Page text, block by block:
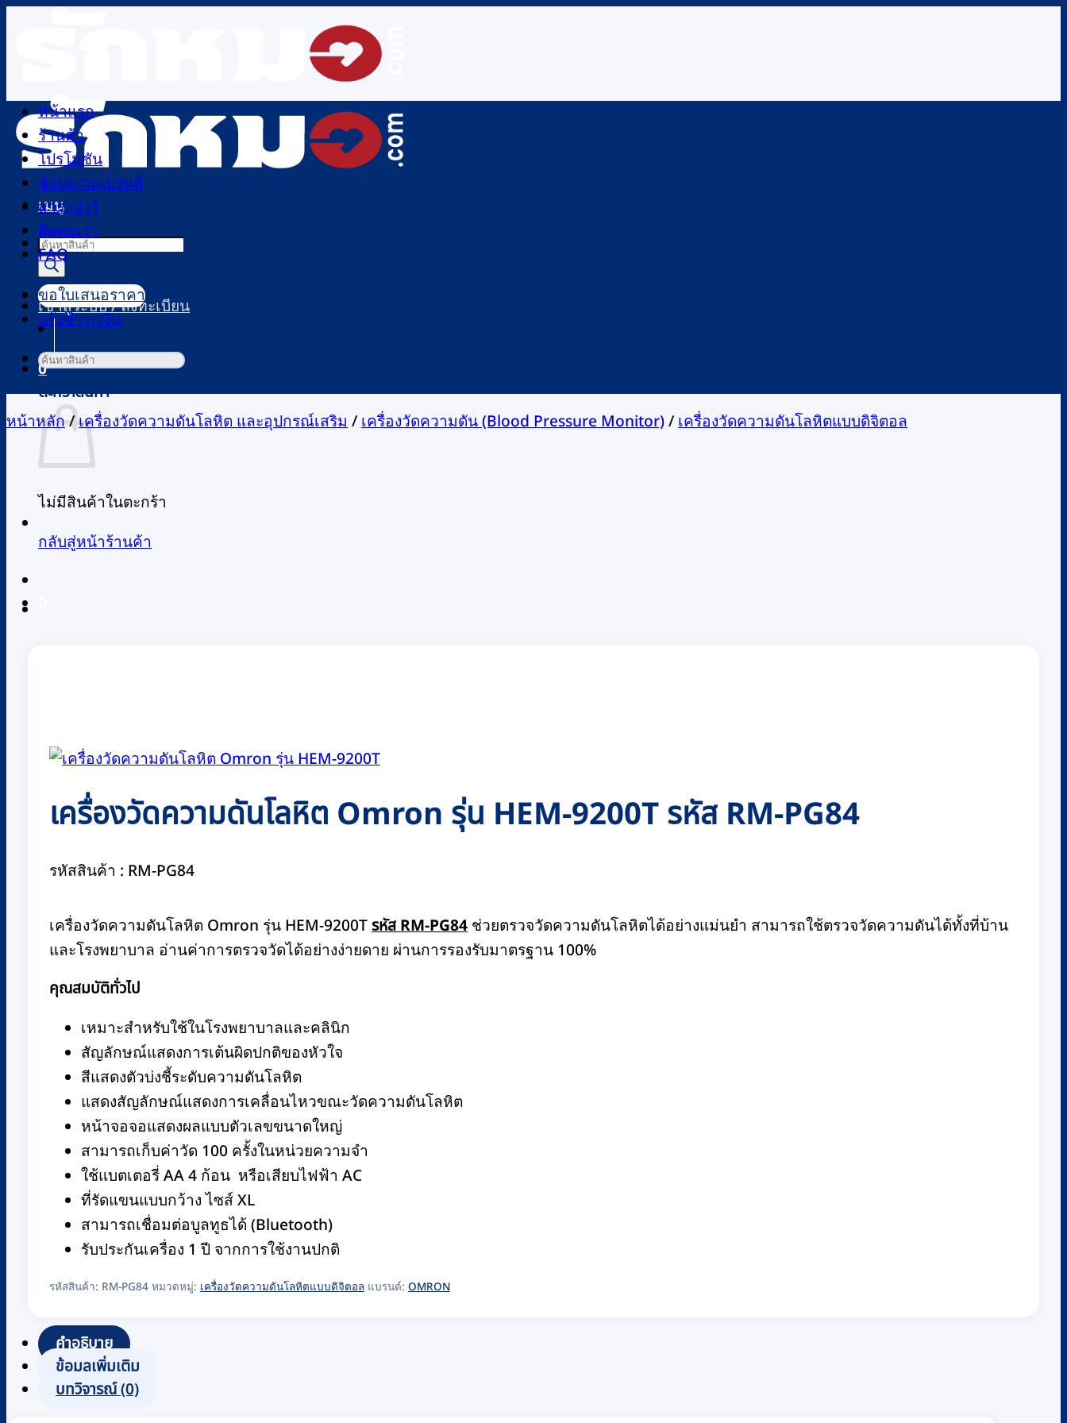
เมนู
Products
search
เข้าสู่ระบบ / ลงทะเบียน
0
ตะกร้าสินค้า
ไม่มีสินค้าในตะกร้า
กลับสู่หน้าร้านค้า
หน้าแรก
ร้านค้า
โปรโมชัน
ช้อปตามแบรนด์
สาระน่ารู้
ติดต่อเรา
FAQ
ขอใบเสนอราคา
แจ้งชำระเงิน
ค้นหา:
หน้าหลัก/เครื่องวัดความดันโลหิต และอุปกรณ์เสริม/เครื่องวัดความดัน (Blood Pressure Monitor)/เครื่องวัดความดันโลหิตแบบดิจิตอล
เครื่องวัดความดันโลหิต Omron รุ่น HEM-9200T รหัส RM-PG84
รหัสสินค้า : RM-PG84
เครื่องวัดความดันโลหิต Omron รุ่น HEM-9200Tรหัส RM-PG84 ช่วยตรวจวัดความดันโลหิตได้อย่างแม่นยำ สามารถใช้ตรวจวัดความดันได้ทั้งที่บ้าน
และโรงพยาบาล อ่านค่าการตรวจวัดได้อย่างง่ายดาย ผ่านการรองรับมาตรฐาน 100%
คุณสมบัติทั่วไป
เหมาะสำหรับใช้ในโรงพยาบาลและคลินิก
สัญลักษณ์แสดงการเต้นผิดปกติของหัวใจ
สีแสดงตัวบ่งชี้ระดับความดันโลหิต
แสดงสัญลักษณ์แสดงการเคลื่อนไหวขณะวัดความดันโลหิต
หน้าจอจอแสดงผลแบบตัวเลขขนาดใหญ่
สามารถเก็บค่าวัด 100 ครั้งในหน่วยความจำ
ใช้แบตเตอรี่ AA 4 ก้อน หรือเสียบไฟฟ้า AC
ที่รัดแขนแบบกว้าง ไซส์ XL
สามารถเชื่อมต่อบูลทูธได้ (Bluetooth)
รับประกันเครื่อง 1 ปี จากการใช้งานปกติ
รหัสสินค้า: RM-PG84 หมวดหมู่: เครื่องวัดความดันโลหิตแบบดิจิตอล แบรนด์: OMRON
คำอธิบาย
ข้อมูลเพิ่มเติม
บทวิจารณ์ (0)